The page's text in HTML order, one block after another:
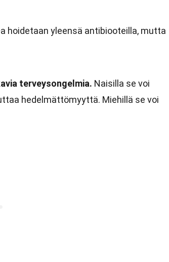
hoidetaan yleensä antibiooteilla, mutta
terveysongelmia. Naisilla se voi
hedelmättömyyttä. Miehillä se voi